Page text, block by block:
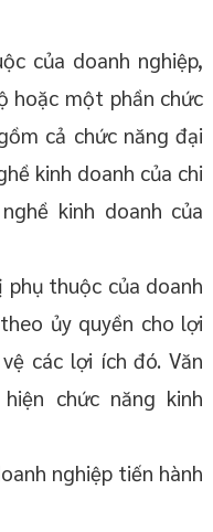
của doanh nghiệp,
hoặc một phần chức
cả chức năng đại
kinh doanh của chi
kinh doanh của
thuộc của doanh
ủy quyền cho lợi
các lợi ích đó. Văn
chức năng kinh
nghiệp tiến hành